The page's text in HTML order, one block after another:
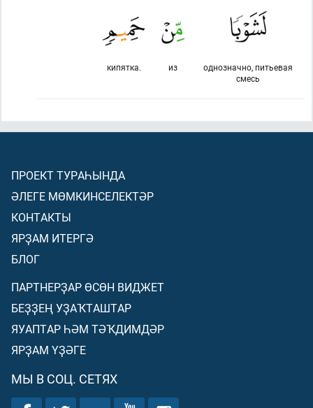
однозначно, питьевая
смесь
из
кипятка.
ПРОЕКТ ТУРАҺЫНДА
ӘЛЕГЕ МӨМКИНСЕЛЕКТӘР
КОНТАКТЫ
ЯРҘАМ ИТЕРГӘ
БЛОГ
ПАРТНЕРҘАР ӨСӨН ВИДЖЕТ
БЕҘҘЕҢ УҘАҠТАШТАР
ЯУАПТАР ҺӘМ ТӘҠДИМДӘР
ЯРҘАМ ҮҘӘГЕ
МЫ В СОЦ. СЕТЯХ